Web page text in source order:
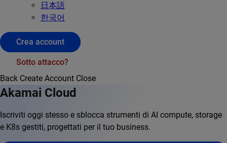
日本語
한국어
Crea account
Sotto attacco?
Back Create Account Close
Akamai Cloud
Iscriviti oggi stesso e sblocca strumenti di AI compute, storage
e K8s gestiti, progettati per il tuo business.